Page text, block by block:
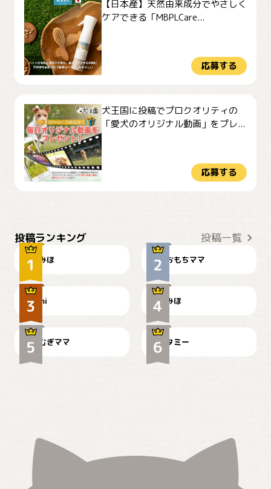
【日本産】天然由来成分でやさしく
ケアできる「MBPLCare...
応募する
犬王国に投稿でプロクオリティの
「愛犬のオリジナル動画」をプレ...
応募する
投稿ランキング 投稿一覧
みほ おもちママ
可愛い？
mi
見てるぞぉ
みほ
🌻とむぎ！
むぎママ
ドーベルマンのお友達邸に
て
タミー